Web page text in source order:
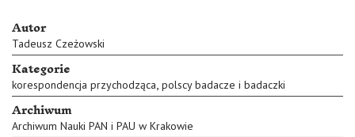
Autor
Tadeusz Czeżowski
Kategorie
korespondencja przychodząca, polscy badacze i badaczki
Archiwum
Archiwum Nauki PAN i PAU w Krakowie